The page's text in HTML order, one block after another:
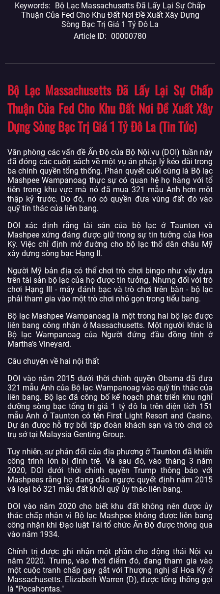
Keywords
Bộ Lạc Massachusetts Đã Lấy Lại Sự Chấp
Thuận Của Fed Cho Khu Đất Nơi Đề Xuất Xây Dựng
Sòng Bạc Trị Giá 1 Tỷ Đô La
Article ID
00000780
Bộ Lạc Massachusetts Đã Lấy Lại Sự Chấp
Thuận Của Fed Cho Khu Đất Nơi Đề Xuất Xây
Dựng Sòng Bạc Trị Giá 1 Tỷ Đô La (Tin Tức)
Văn phòng các vấn đề Ấn Độ của Bộ Nội vụ (DOI) tuần này
đã đóng các cuốn sách về một vụ án pháp lý kéo dài trong
ba chính quyền tổng thống. Phán quyết cuối cùng là Bộ lạc
Mashpee Wampanoag thực sự có quan hệ họ hàng với tổ
tiên trong khu vực mà nó đã mua 321 mẫu Anh hơn một
thập kỷ trước. Do đó, nó có quyền đưa vùng đất đó vào
quỹ tín thác của liên bang.
DOI xác định rằng tài sản của bộ lạc ở Taunton và
Mashpee xứng đáng được giữ trong sự tin tưởng của Hoa
Kỳ. Việc chỉ định mở đường cho bộ lạc thổ dân châu Mỹ
xây dựng sòng bạc Hạng II.
Người Mỹ bản địa có thể chơi trò chơi bingo như vậy dựa
trên tài sản bộ lạc của họ được tin tưởng. Nhưng đối với trò
chơi Hạng III - máy đánh bạc và trò chơi trên bàn - bộ lạc
phải tham gia vào một trò chơi nhỏ gọn trong tiểu bang.
Bộ lạc Mashpee Wampanoag là một trong hai bộ lạc được
liên bang công nhận ở Massachusetts. Một người khác là
Bộ lạc Wampanoag của Người đứng đầu đồng tính ở
Martha’s Vineyard.
Câu chuyện về hai nội thất
DOI vào năm 2015 dưới thời chính quyền Obama đã đưa
321 mẫu Anh của Bộ lạc Wampanoag vào quỹ tín thác của
liên bang. Bộ lạc đã công bố kế hoạch phát triển khu nghỉ
dưỡng sòng bạc tổng trị giá 1 tỷ đô la trên diện tích 151
mẫu Anh ở Taunton có tên First Light Resort and Casino.
Dự án được hỗ trợ bởi tập đoàn khách sạn và trò chơi có
trụ sở tại Malaysia Genting Group.
Tuy nhiên, sự phản đối của địa phương ở Taunton đã khiến
công trình lớn bị đình trệ. Và sau đó, vào tháng 3 năm
2020, DOI dưới thời chính quyền Trump thông báo với
Mashpees rằng họ đang đảo ngược quyết định năm 2015
và loại bỏ 321 mẫu đất khỏi quỹ ủy thác liên bang.
DOI vào năm 2020 cho biết khu đất không nên được ủy
thác chấp nhận vì Bộ lạc Mashpee không được liên bang
công nhận khi Đạo luật Tái tổ chức Ấn Độ được thông qua
vào năm 1934.
Chính trị được ghi nhận một phần cho động thái Nội vụ
năm 2020. Trump, vào thời điểm đó, đang tham gia vào
một cuộc tranh chấp gay gắt với Thượng nghị sĩ Hoa Kỳ ở
Massachusetts. Elizabeth Warren (D), được tổng thống gọi
là "Pocahontas."